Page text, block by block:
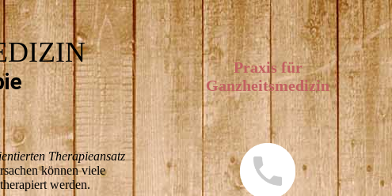
Therapieansatz
können viele
werden.
Praxis für
Ganzheitsmedizin